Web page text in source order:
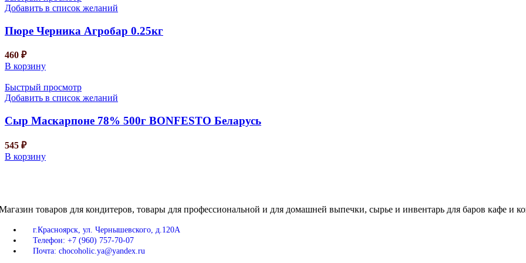
Добавить в список желаний
Пюре Черника Агробар 0.25кг
460 ₽
В корзину
Быстрый просмотр
Добавить в список желаний
Сыр Маскарпоне 78% 500г BONFESTO Беларусь
545 ₽
В корзину
товаров для кондитеров, товары для профессиональной и для домашней выпечки, сырье и инвентарь для баров кафе и
г.Красноярск, ул. Чернышевского, д.120А
Телефон: +7 (960) 757-70-07
Почта: chocoholic.ya@yandex.ru